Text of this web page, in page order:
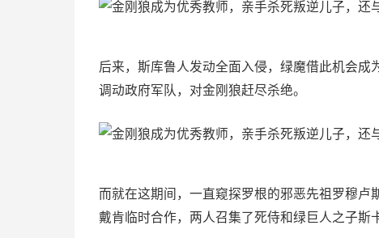
后来，斯库鲁人发动全面入侵，绿魔借此机会
调动政府军队，对金刚狼赶尽杀绝。
而就在这期间，一直窥探罗根的邪恶先祖罗穆
戴肯临时合作，两人召集了死侍和绿巨人之子斯